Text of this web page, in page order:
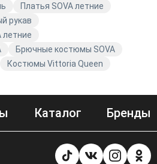
Платья SOVA летние
рукав
летние
Брючные костюмы SOVA
Костюмы Vittoria Queen
Каталог Бренды